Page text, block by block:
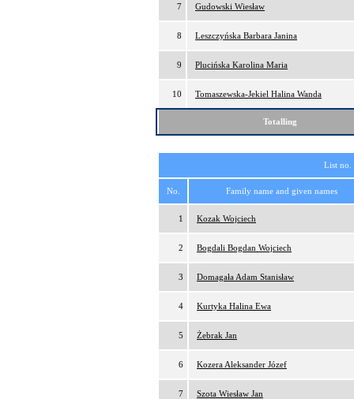
7 Gudowski Wiesław
8 Leszczyńska Barbara Janina
9 Plucińska Karolina Maria
10 Tomaszewska-Jekiel Halina Wanda
Totalling
List
No. Family name and given names
1 Kozak Wojciech
2 Bogdali Bogdan Wojciech
3 Domagała Adam Stanisław
4 Kurtyka Halina Ewa
5 Żebrak Jan
6 Kozera Aleksander Józef
7 Szota Wiesław Jan